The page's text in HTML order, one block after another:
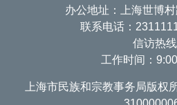
办公地址：上海世博
联系电话：
信访热线
工作时间：
上海市民族和宗教事务局版权